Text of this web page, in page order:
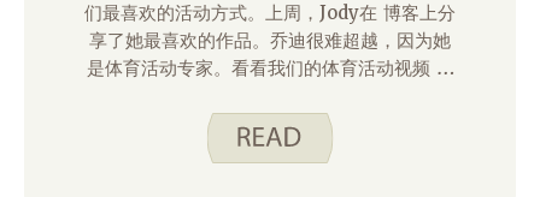
们最喜欢的活动方式。上周，Jody在 博客上分
享了她最喜欢的作品。乔迪很难超越，因为她
是体育活动专家。看看我们的体育活动视频 精
运动高手，但我尽量每周大部分时间活动身
体。对我来说，保持活跃很重要，因为它能给